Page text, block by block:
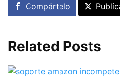
Compártelo
Related Posts